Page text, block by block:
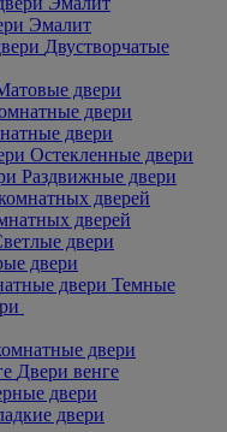
Эмалит
Двустворчатые
двери
двери
Остекленные двери
Раздвижные двери
дверей
двери
двери
Темные
двери
Двери венге
двери
двери